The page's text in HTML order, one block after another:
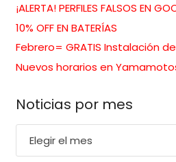
¡ALERTA! PERFILES FALSOS EN
10% OFF EN BATERÍAS
Febrero= GRATIS Instalación
Nuevos horarios en
Noticias por mes
por